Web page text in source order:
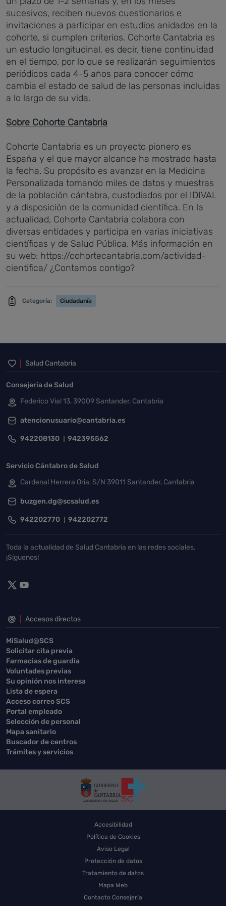
sucesivos, reciben nuevos cuestionarios e
invitaciones a participar en estudios anidados en la
cohorte, si cumplen criterios. Cohorte Cantabria es
un estudio longitudinal, es decir, tiene continuidad
en el tiempo, por lo que se realizarán seguimientos
periódicos cada 4-5 años para conocer cómo
cambia el estado de salud de las personas incluidas
a lo largo de su vida.
Sobre Cohorte Cantabria
Cohorte Cantabria es un proyecto pionero es
España y el que mayor alcance ha mostrado hasta
la fecha. Su propósito es avanzar en la Medicina
Personalizada tomando miles de datos y muestras
de la población cántabra, custodiados por el IDIVAL
y a disposición de la comunidad científica. En la
actualidad, Cohorte Cantabria colabora con
diversas entidades y participa en varias iniciativas
científicas y de Salud Pública. Más información en
su web: https://cohortecantabria.com/actividad-
cientifica/ ¿Contamos contigo?
Categoría: Ciudadanía
Inicio del pie de página
Salud Cantabria
Consejería de Salud
Federico Vial 13, 39009 Santander, Cantabria
atencionusuario@cantabria.es
942208130 942395562
Servicio Cántabro de Salud
Cardenal Herrera Oria, S/N 39011 Santander, Cantabria
buzgen.dg@scsalud.es
942202770 942202772
Toda la actualidad de Salud Cantabria en las redes sociales.
¡Síguenos!
Accesos directos
MiSalud@SCS
Solicitar cita previa
Farmacias de guardia
Voluntades previas
Su opinión nos interesa
Lista de espera
Acceso correo SCS
Portal empleado
Selección de personal
Mapa sanitario
Buscador de centros
Trámites y servicios
Accesibilidad
Política de Cookies
Aviso Legal
Protección de datos
Tratamiento de datos
Mapa Web
Contacto Consejería